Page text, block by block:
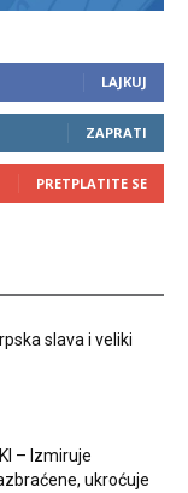
LAJKUJ
ZAPRATI
PRETPLATITE SE
slava i veliki
– Izmiruje
ukroćuje